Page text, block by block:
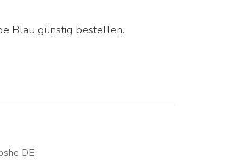
Blau günstig bestellen.
DE